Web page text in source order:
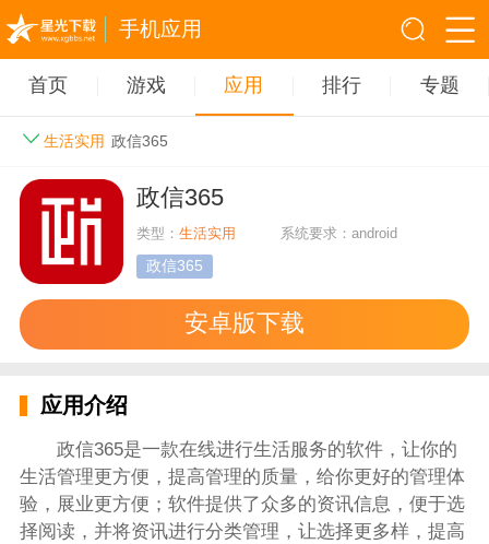
手机应用
首页 游戏 应用 排行 专题
生活实用 政信365
政信365
类型：生活实用 系统要求：android
政信365
安卓版下载
应用介绍
政信365是一款在线进行生活服务的软件，让你的
生活管理更方便，提高管理的质量，给你更好的管理体
验，展业更方便；软件提供了众多的资讯信息，便于选
择阅读，并将资讯进行分类管理，让选择更多样，提高